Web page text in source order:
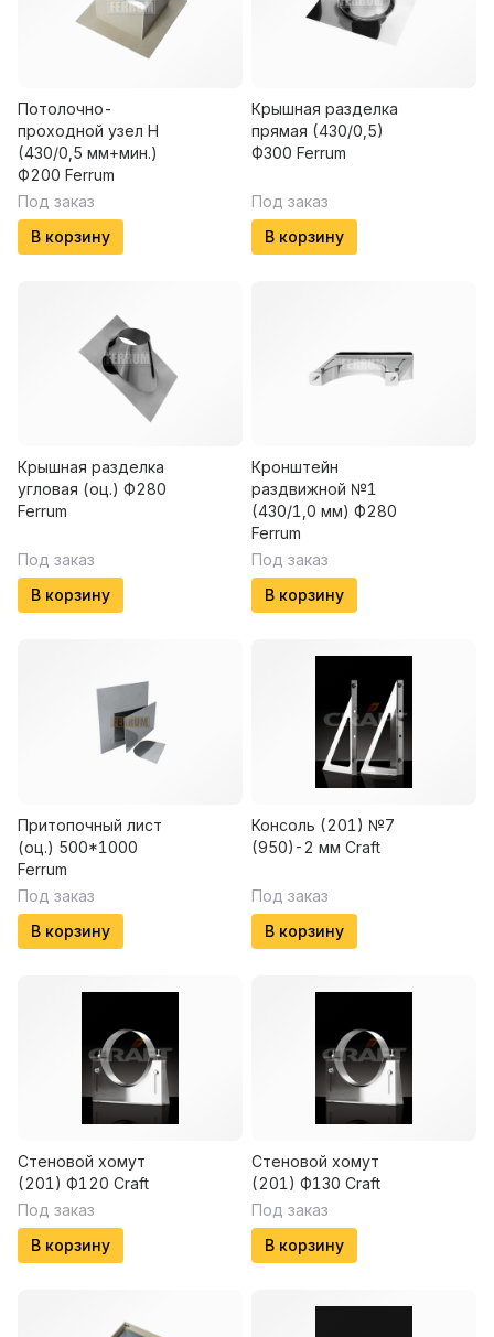
Потолочно-
проходной узел Н
(430/0,5 мм+мин.)
Ф200 Ferrum
Под заказ
В корзину
Крышная разделка
прямая (430/0,5)
Ф300 Ferrum
Под заказ
В корзину
Крышная разделка
угловая (оц.) Ф280
Ferrum
Под заказ
В корзину
Кронштейн
раздвижной №1
(430/1,0 мм) Ф280
Ferrum
Под заказ
В корзину
Притопочный лист
(оц.) 500*1000
Ferrum
Под заказ
В корзину
Консоль (201) №7
(950)-2 мм Craft
Под заказ
В корзину
Стеновой хомут
(201) Ф120 Craft
Под заказ
В корзину
Стеновой хомут
(201) Ф130 Craft
Под заказ
В корзину